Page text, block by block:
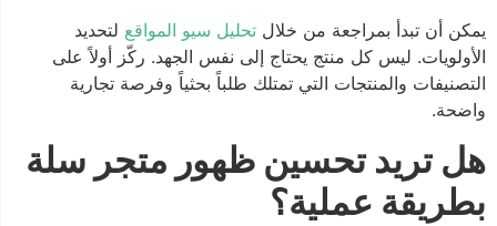
يمكن أن تبدأ بمراجعة من خلال
تحليل سيو المواقعلتحديد
الأولويات. ليس كل منتج يحتاج إلى نفس الجهد. ركّز أولاً على
التصنيفات والمنتجات التي تمتلك طلباً بحثياً وفرصة تجارية
واضحة.
هل تريد تحسين ظهور متجر سلة
بطريقة عملية؟